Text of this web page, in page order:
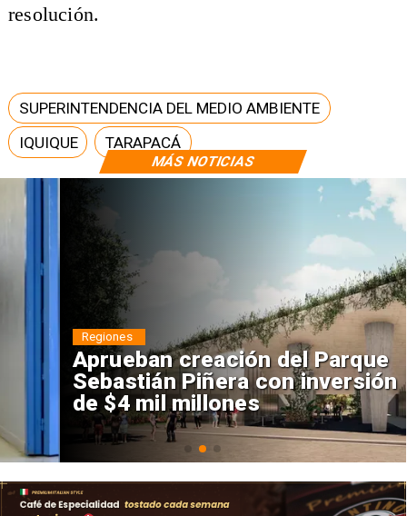
MÁS NOTICIAS
resolución.
SUPERINTENDENCIA DEL MEDIO AMBIENTE
IQUIQUE
TARAPACÁ
Aprueban creación del Parque
Sebastián Piñera con inversión
de $4 mil millones